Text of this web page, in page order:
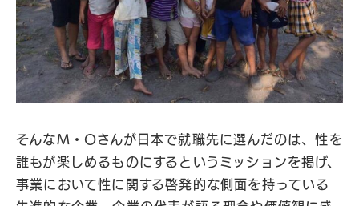
そんなM・Oさんが日本で就職先に選んだのは、性を
誰もが楽しめるものにするというミッションを掲げ、
事業において性に関する啓発的な側面を持っている